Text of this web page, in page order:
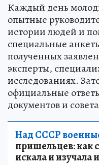
Каждый день
опытные
истории людей и
специальные
полученных
эксперты,
исследованиях.
официальные
документов и
Над СССР
пришельцев: как
искала и изучала